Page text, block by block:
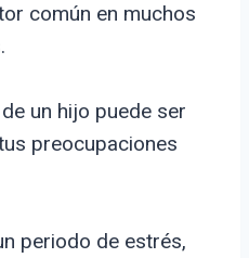
común en muchos
un hijo puede ser
preocupaciones
periodo de estrés,